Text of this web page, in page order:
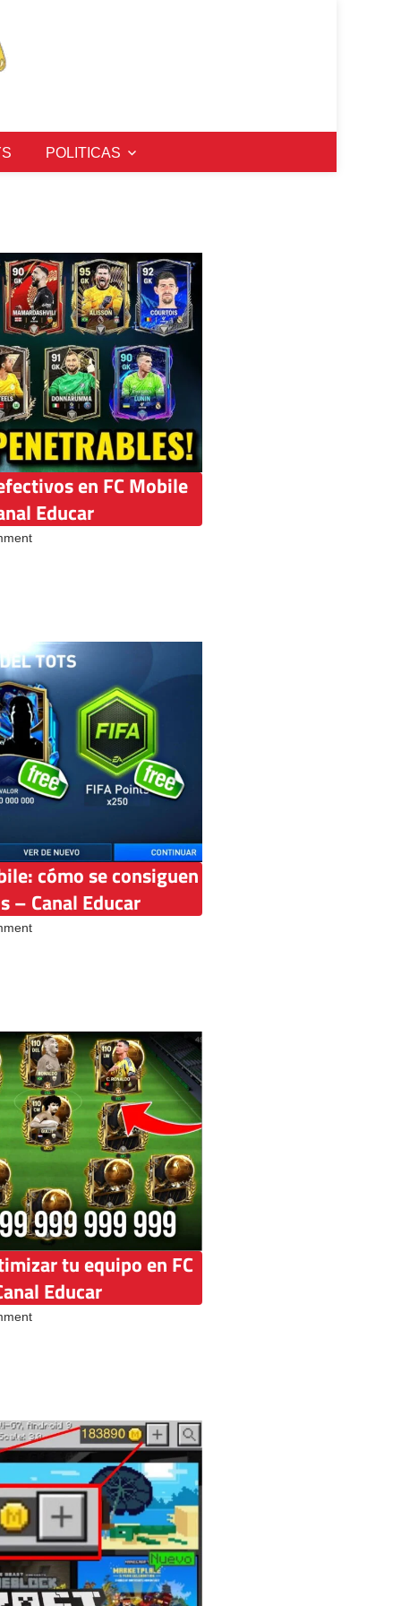
POLITICAS
en FC Mobile
Educar
cómo se consiguen
– Canal Educar
tu equipo en FC
Educar